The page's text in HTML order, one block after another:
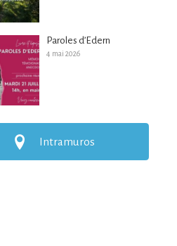
Paroles d’Edern
4 mai 2026
Intramuros